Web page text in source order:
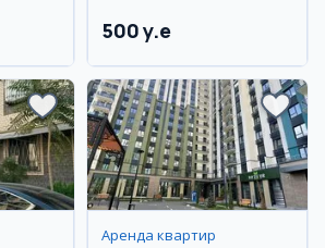
500 y.e
Аренда квартир